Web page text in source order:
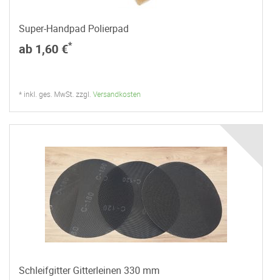
Super-Handpad Polierpad
ab 1,60 €*
* inkl. ges. MwSt. zzgl. Versandkosten
Schleifgitter Gitterleinen 330 mm